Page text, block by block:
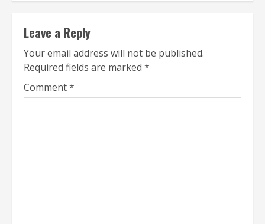
Leave a Reply
Your email address will not be published.
Required fields are marked *
Comment*